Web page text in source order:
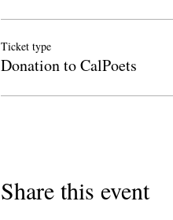
Ticket type
Donation to CalPoets
Share this event